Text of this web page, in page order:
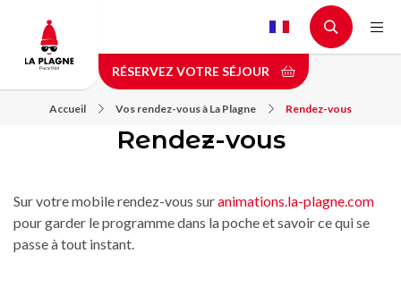
contenu
principal
RÉSERVEZ VOTRE SÉJOUR
Accueil Vos rendez-vous à La Plagne Rendez-vous
Rendez-vous
Sur votre mobile rendez-vous suranimations.la-plagne.com
pour garder le programme dans la poche et savoir ce qui se
passe à tout instant.